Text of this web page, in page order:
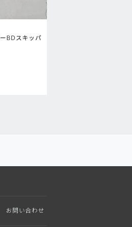
BDスキッパ
お問い合わせ